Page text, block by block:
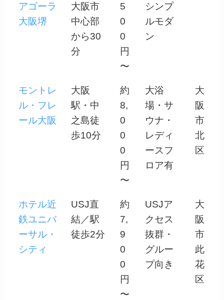
アゴーラ
大阪堺
大阪市
中心部
から30
分
5
0
0
円
〜
シンプ
ルモダ
ン
モントレ
ル・フレ
ール大阪
大阪
駅・中
之島徒
歩10分
約
8,
0
0
0
円
〜
大浴
場・サ
ウナ・
レディ
ースフ
ロア有
大
阪
市
北
区
ホテル近
鉄ユニバ
ーサル・
シティ
USJ直
結／駅
徒歩2分
約
7,
9
0
0
円
〜
USJア
クセス
抜群・
グルー
プ向き
大
阪
市
此
花
区